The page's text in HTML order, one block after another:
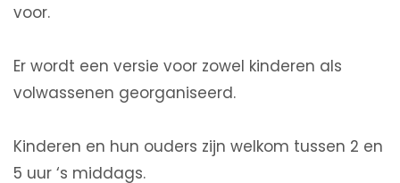
voor.
Er wordt een versie voor zowel kinderen als
volwassenen georganiseerd.
Kinderen en hun ouders zijn welkom tussen 2 en
5 uur ‘s middags.